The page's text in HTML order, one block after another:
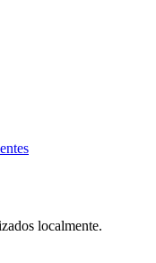
localmente.